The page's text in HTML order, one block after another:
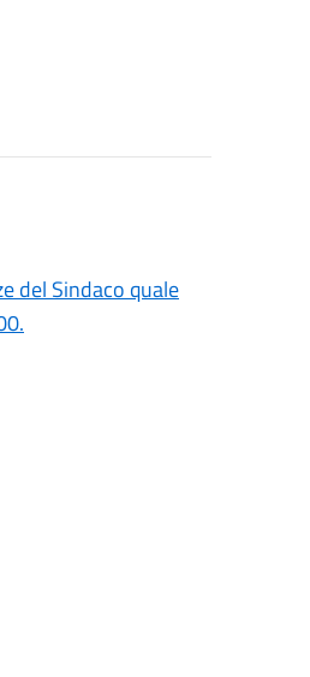
del Sindaco quale